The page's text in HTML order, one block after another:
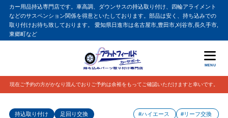
カー用品持込専門店です。車高調、ダウンサスの持込取り付け、四輪アライメント
などのサスペンション関係を得意といたしております。部品は安く、持ち込みでの
取り付けお待ち致しております。 愛知県日進市は名古屋市,豊田市,刈谷市,長久手市,
東郷町など
MENU
現在ご予約の方がかなり混んでおりご予約は余裕をもってご確認いただけますと幸いです。
持込取り付け 足回り交換 #ハイエース #リーフ交換